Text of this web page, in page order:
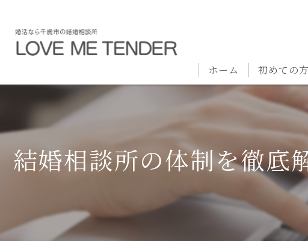
ホーム 初めての
結婚相談所の体制を徹底